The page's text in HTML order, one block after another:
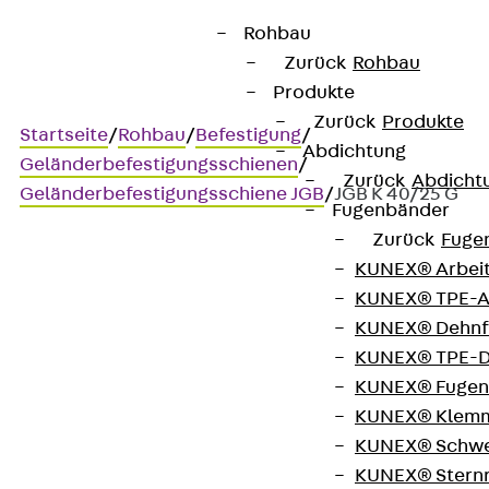
Rohbau
Zurück Rohbau
Produkte
Zurück Produkte
Abdichtung
Zurück
Fugenbänder
Zurück
KUNEX®
KUNEX®
KUNEX®
KUNEX®
KUNEX®
KUNEX®
KUNEX®
KUNEX®
Startseite/Rohbau/Befestigung/
Geländerbefestigungsschienen/
Geländerbefestigungsschiene JGB/JGB K 40/25 G
zur sicheren Befestigung
von Geländerpfosten